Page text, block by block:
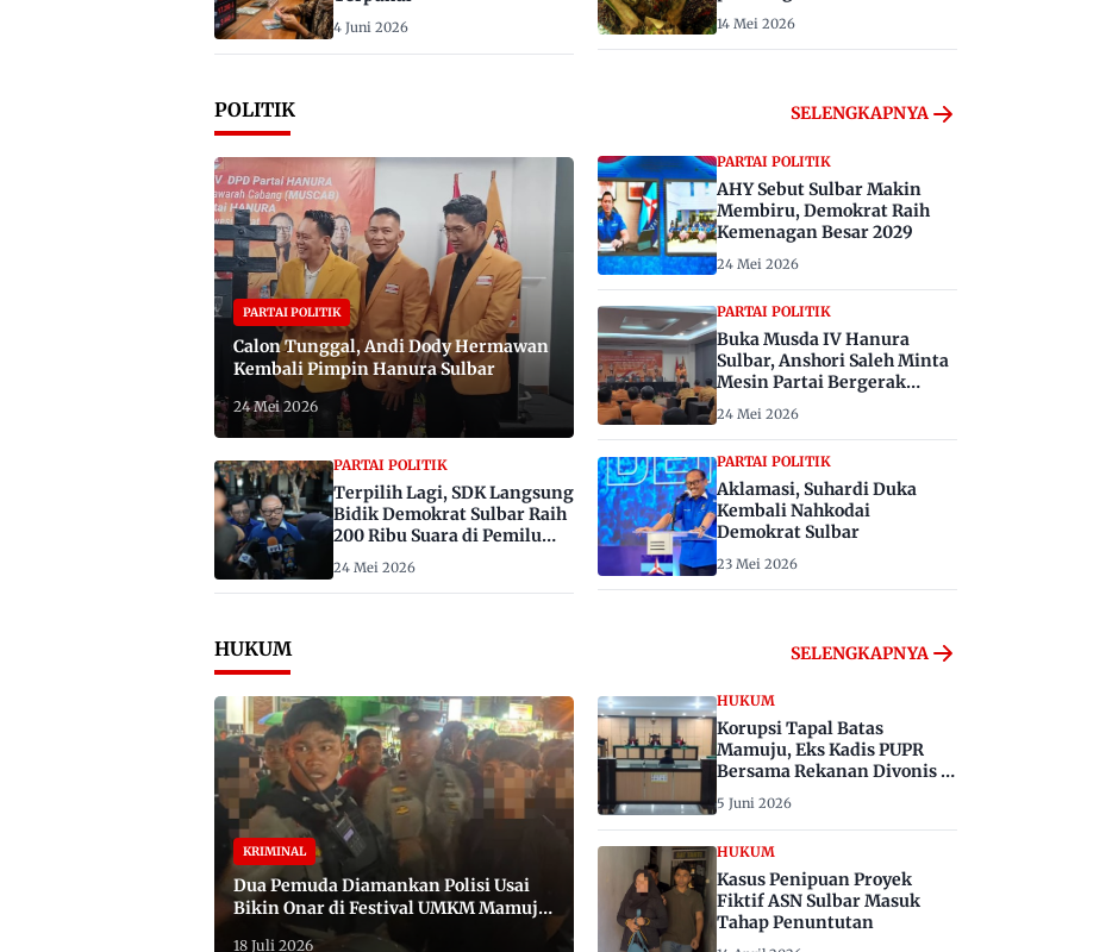
4 Juni 2026 14 Mei 2026
POLITIK SELENGKAPNYA
PARTAI POLITIK
Calon Tunggal, Andi Dody Hermawan
Kembali Pimpin Hanura Sulbar
24 Mei 2026
PARTAI POLITIK
Terpilih Lagi, SDK Langsung
Bidik Demokrat Sulbar Raih
200 Ribu Suara di Pemilu
2029
24 Mei 2026
PARTAI POLITIK
AHY Sebut Sulbar Makin
Membiru, Demokrat Raih
Kemenagan Besar 2029
24 Mei 2026
PARTAI POLITIK
Buka Musda IV Hanura
Sulbar, Anshori Saleh Minta
Mesin Partai Bergerak
Menangkan Pemilu 2029
24 Mei 2026
PARTAI POLITIK
Aklamasi, Suhardi Duka
Kembali Nahkodai
Demokrat Sulbar
23 Mei 2026
HUKUM SELENGKAPNYA
KRIMINAL
Dua Pemuda Diamankan Polisi Usai
Bikin Onar di Festival UMKM Mamuju,
Satu Bawa Badik
18 Juli 2026
HUKUM
Korupsi Tapal Batas
Mamuju, Eks Kadis PUPR
Bersama Rekanan Divonis 6
dan 8 Tahun Penjara
5 Juni 2026
HUKUM
Kasus Penipuan Proyek
Fiktif ASN Sulbar Masuk
Tahap Penuntutan